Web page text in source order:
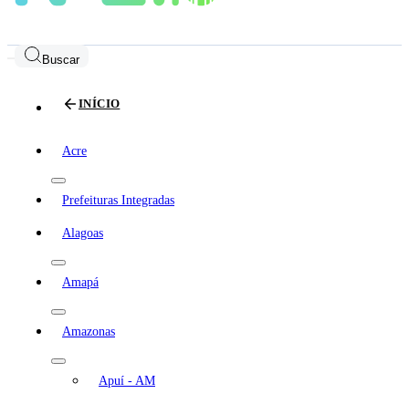
Buscar
INÍCIO
Acre
Prefeituras Integradas
Alagoas
Amapá
Amazonas
Apuí - AM